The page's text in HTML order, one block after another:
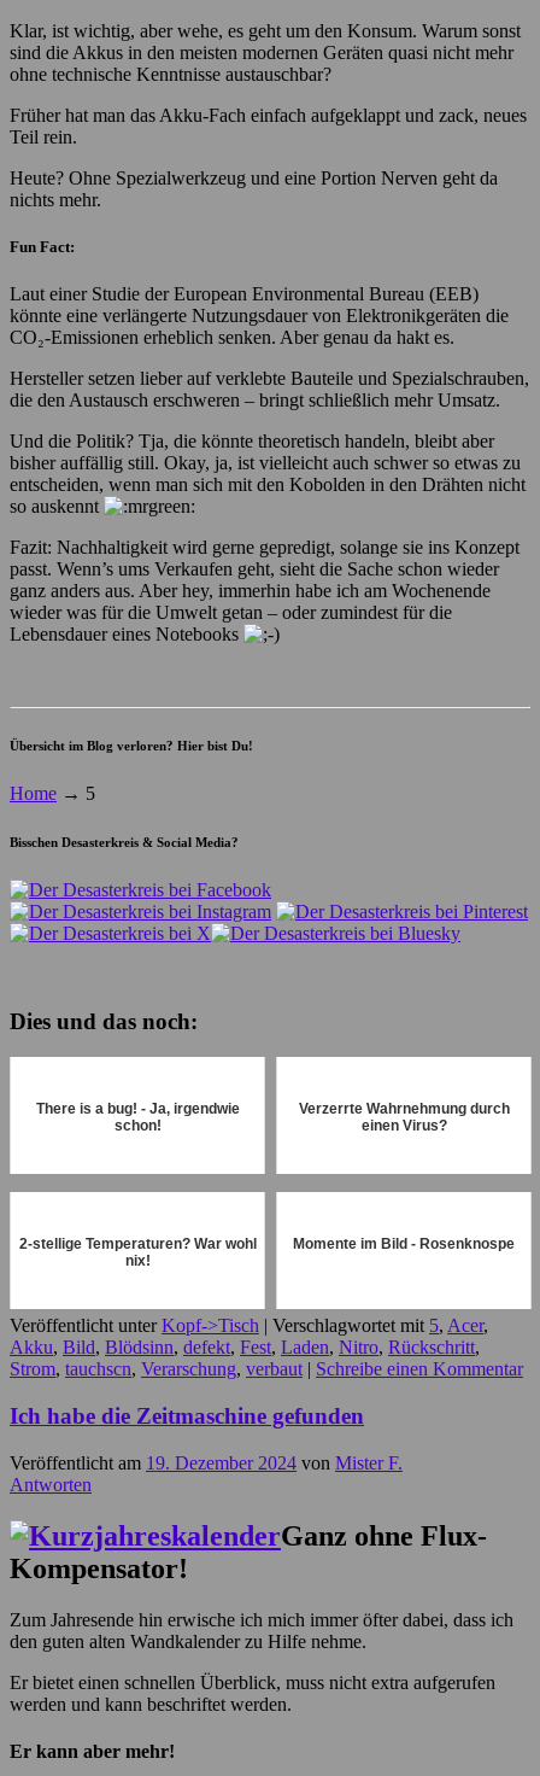
Klar, ist wichtig, aber wehe, es geht um den Konsum. Warum sonst
sind die Akkus in den meisten modernen Geräten quasi nicht mehr
ohne technische Kenntnisse austauschbar?
Früher hat man das Akku-Fach einfach aufgeklappt und zack, neues
Teil rein.
Heute? Ohne Spezialwerkzeug und eine Portion Nerven geht da
nichts mehr.
Fun Fact:
Laut einer Studie der European Environmental Bureau (EEB)
könnte eine verlängerte Nutzungsdauer von Elektronikgeräten die
CO₂-Emissionen erheblich senken. Aber genau da hakt es.
Hersteller setzen lieber auf verklebte Bauteile und Spezialschrauben,
die den Austausch erschweren – bringt schließlich mehr Umsatz.
Und die Politik? Tja, die könnte theoretisch handeln, bleibt aber
bisher auffällig still. Okay, ja, ist vielleicht auch schwer so etwas zu
entscheiden, wenn man sich mit den Kobolden in den Drähten nicht
so auskennt
Fazit: Nachhaltigkeit wird gerne gepredigt, solange sie ins Konzept
passt. Wenn’s ums Verkaufen geht, sieht die Sache schon wieder
ganz anders aus. Aber hey, immerhin habe ich am Wochenende
wieder was für die Umwelt getan – oder zumindest für die
Lebensdauer eines Notebooks
Übersicht im Blog verloren? Hier bist Du!
Home → 5
Bisschen Desasterkreis & Social Media?
Dies und das noch:
There is a bug! - Ja, irgendwie
schon!
Verzerrte Wahrnehmung durch
einen Virus?
2-stellige Temperaturen? War wohl
nix!
Momente im Bild - Rosenknospe
Veröffentlicht unter Kopf->Tisch | Verschlagwortet mit 5, Acer,
Akku, Bild, Blödsinn, defekt, Fest, Laden, Nitro, Rückschritt,
Strom, tauchscn, Verarschung, verbaut | Schreibe einen Kommentar
Ich habe die Zeitmaschine gefunden
Veröffentlicht am 19. Dezember 2024 von Mister F.
Antworten
Ganz ohne Flux-
Kompensator!
Zum Jahresende hin erwische ich mich immer öfter dabei, dass ich
den guten alten Wandkalender zu Hilfe nehme.
Er bietet einen schnellen Überblick, muss nicht extra aufgerufen
werden und kann beschriftet werden.
Er kann aber mehr!